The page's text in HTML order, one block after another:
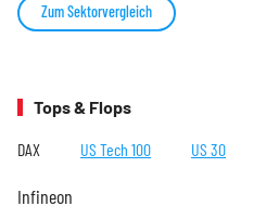
Zum Sektorvergleich
Tops & Flops
DAX US Tech 100 US 30
Infineon